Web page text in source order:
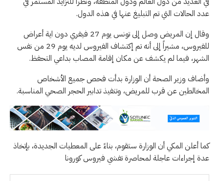
عدد الحالات التي تم التبليغ عنها في هذه الدول.
وقال إن المريض وصل إلى تونس يوم 27 فيفري دون اية أعراض
للفيروس، مشيراً إلى أنه تم إكتشاف الفيروس لديه يوم 29 من نفس
الشهر، فيما لم يكشف عن مكان إقامة المصاب بداعي التحفظ.
وأضاف وزير الصحة أن الوزارة بدأت فحص جميع الأشخاص
المخالطين عن قرب للمريض، وتنفيذ تدابير الحجر الصحي المناسبة.
كما أعلن المكي أن الوزارة ستقوم، بناءً على المعطيات الجديدة، بإتخاذ
عدة إجراءات عاجلة لمحاصرة تفشي فيروس كورونا